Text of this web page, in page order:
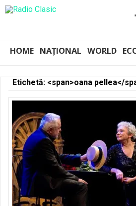
HOME NAȚIONAL WORLD
Etichetă: <span>oana pellea</